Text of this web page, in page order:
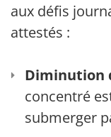
aux défis
attestés :
Diminution
concentré
submerger